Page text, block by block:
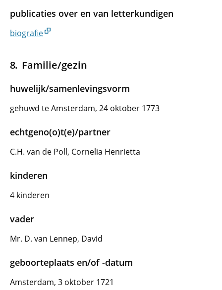
publicaties over en van letterkundigen
biografie
Familie/gezin
huwelijk/samenlevingsvorm
gehuwd te Amsterdam, 24 oktober 1773
echtgeno(o)t(e)/partner
C.H. van de Poll, Cornelia Henrietta
kinderen
4 kinderen
vader
Mr. D. van Lennep, David
geboorteplaats en/of -datum
Amsterdam, 3 oktober 1721